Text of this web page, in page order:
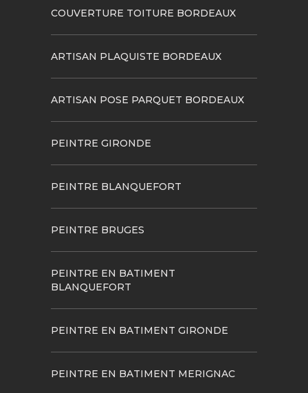
COUVERTURE TOITURE BORDEAUX
ARTISAN PLAQUISTE BORDEAUX
ARTISAN POSE PARQUET BORDEAUX
PEINTRE GIRONDE
PEINTRE BLANQUEFORT
PEINTRE BRUGES
PEINTRE EN BATIMENT
BLANQUEFORT
PEINTRE EN BATIMENT GIRONDE
PEINTRE EN BATIMENT MERIGNAC